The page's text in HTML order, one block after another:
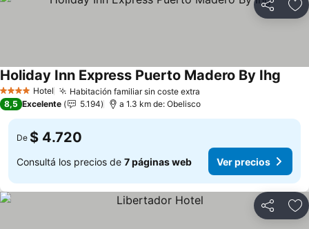
Compartir
4 EstrellasHotel Habitación familiar sin coste extra
Holiday Inn Express Puerto Madero By Ihg
8,5 Excelente 5.194 a 1.3 km de: Obelisco
De $ 4.720
Consultá los precios de 7 páginas web Ver precios
Compartir